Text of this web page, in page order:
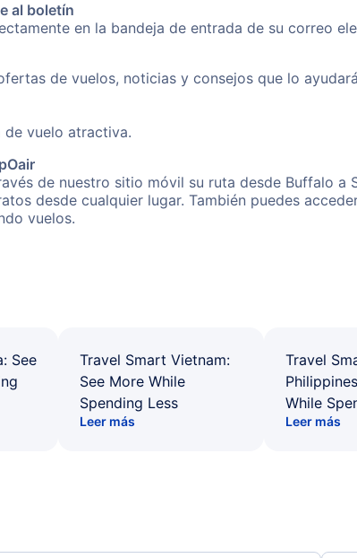
al boletín
en la bandeja de entrada de su correo
de vuelos, noticias y consejos que lo
de vuelo atractiva.
de nuestro sitio móvil su ruta desde Buffalo a
desde cualquier lugar. También puedes
vuelos.
See
Travel Smart Vietnam:
See More While
Spending Less
Leer más
Travel
While
Leer más